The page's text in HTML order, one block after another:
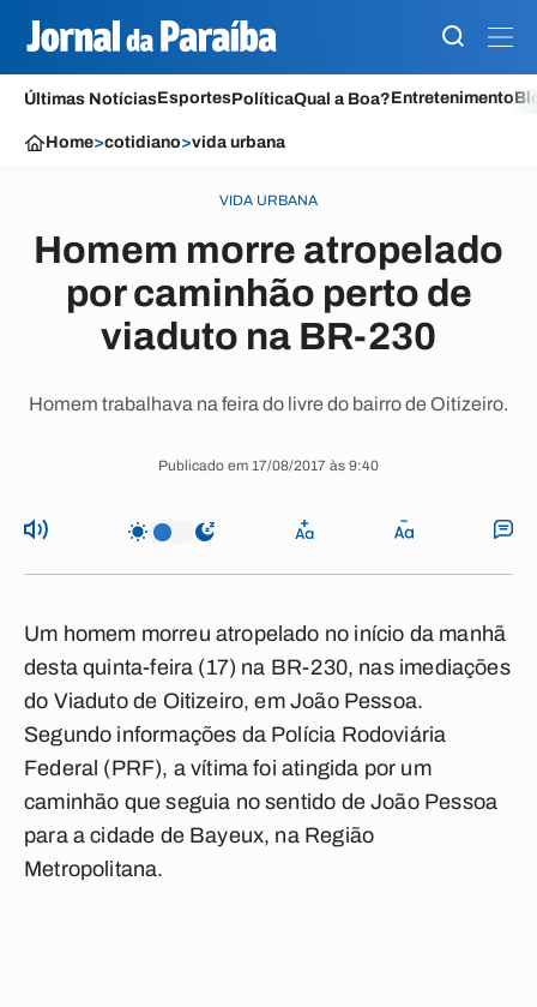
Últimas NotíciasEsportesPolíticaQual a Boa?Entretenimento
Home>cotidiano>vida urbana
VIDA URBANA
Homem morre atropelado
por caminhão perto de
viaduto na BR-230
Homem trabalhava na feira do livre do bairro de Oitizeiro.
Publicado em 17/08/2017 às 9:40
Um homem morreu atropelado no início da manhã
desta quinta-feira (17) na BR-230, nas imediações
do Viaduto de Oitizeiro, em João Pessoa.
Segundo informações da Polícia Rodoviária
Federal (PRF), a vítima foi atingida por um
caminhão que seguia no sentido de João Pessoa
para a cidade de Bayeux, na Região
Metropolitana.